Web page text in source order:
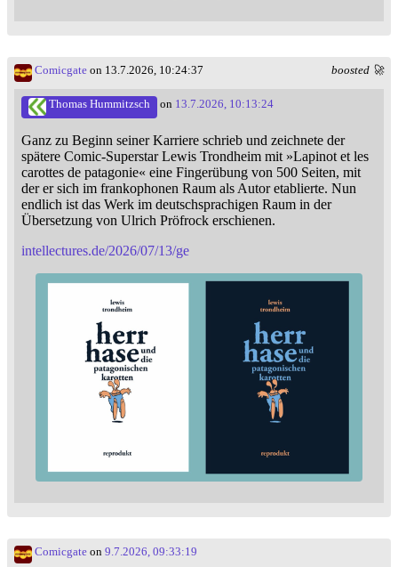
boosted 🚀
Comicgate on 13.7.2026, 10:24:37
Thomas Hummitzsch on 13.7.2026, 10:13:24
Ganz zu Beginn seiner Karriere schrieb und zeichnete der
spätere Comic-Superstar Lewis Trondheim mit »Lapinot et les
carottes de patagonie« eine Fingerübung von 500 Seiten, mit
der er sich im frankophonen Raum als Autor etablierte. Nun
endlich ist das Werk im deutschsprachigen Raum in der
Übersetzung von Ulrich Pröfrock erschienen.
intellectures.de/2026/07/13/ge
Comicgate on 9.7.2026, 09:33:19